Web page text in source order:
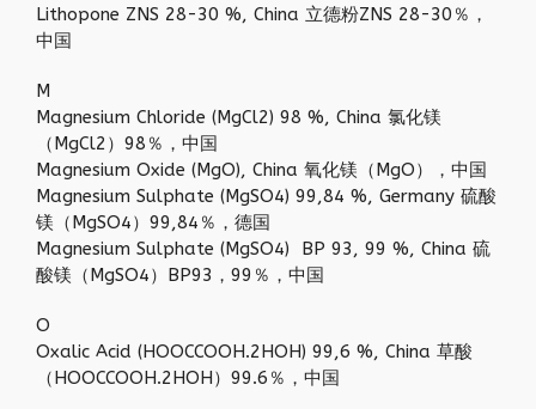
Lithopone ZNS 28-30 %, China 立德粉ZNS 28-30％，
中国
M
Magnesium Chloride (MgCl2) 98 %, China 氯化镁
（MgCl2）98％，中国
Magnesium Oxide (MgO), China 氧化镁（MgO），中国
Magnesium Sulphate (MgSO4) 99,84 %, Germany 硫酸
镁（MgSO4）99,84％，德国
Magnesium Sulphate (MgSO4) BP 93, 99 %, China 硫
酸镁（MgSO4）BP93，99％，中国
O
Oxalic Acid (HOOCCOOH.2HOH) 99,6 %, China 草酸
（HOOCCOOH.2HOH）99.6％，中国